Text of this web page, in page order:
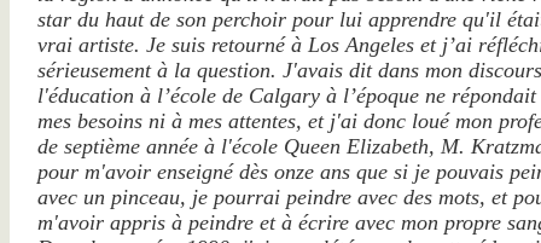
star du haut de son perchoir pour lui apprendre qu'il
vrai artiste. Je suis retourné à Los Angeles et j’ai
sérieusement à la question. J'avais dit dans mon
l'éducation à l’école de Calgary à l’époque ne
mes besoins ni à mes attentes, et j'ai donc loué mon
de septième année à l'école Queen Elizabeth, M.
pour m'avoir enseigné dès onze ans que si je pouvais
avec un pinceau, je pourrai peindre avec des mots, et
m'avoir appris à peindre et à écrire avec mon propre